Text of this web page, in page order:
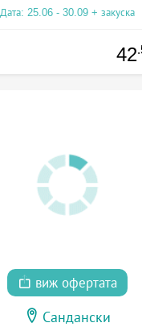
Дата: 25.06 - 30.09 + закуска
42
виж офертата
Сандански